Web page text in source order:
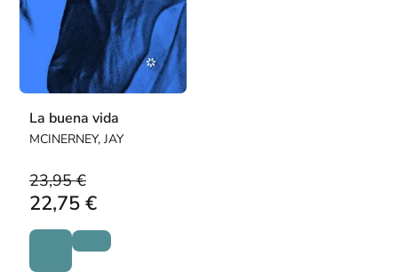
La buena vida
MCINERNEY, JAY
23,95 €
22,75 €